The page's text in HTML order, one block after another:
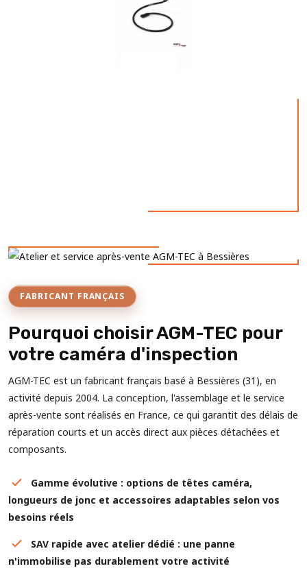
FABRICANT FRANÇAIS
Pourquoi choisir AGM-TEC pour
votre caméra d'inspection
AGM-TEC est un fabricant français basé à Bessières (31), en
activité depuis 2004. La conception, l'assemblage et le service
après-vente sont réalisés en France, ce qui garantit des délais de
réparation courts et un accès direct aux pièces détachées et
composants.
Gamme évolutive : options de têtes caméra,
longueurs de jonc et accessoires adaptables selon vos
besoins réels
SAV rapide avec atelier dédié : une panne
n'immobilise pas durablement votre activité